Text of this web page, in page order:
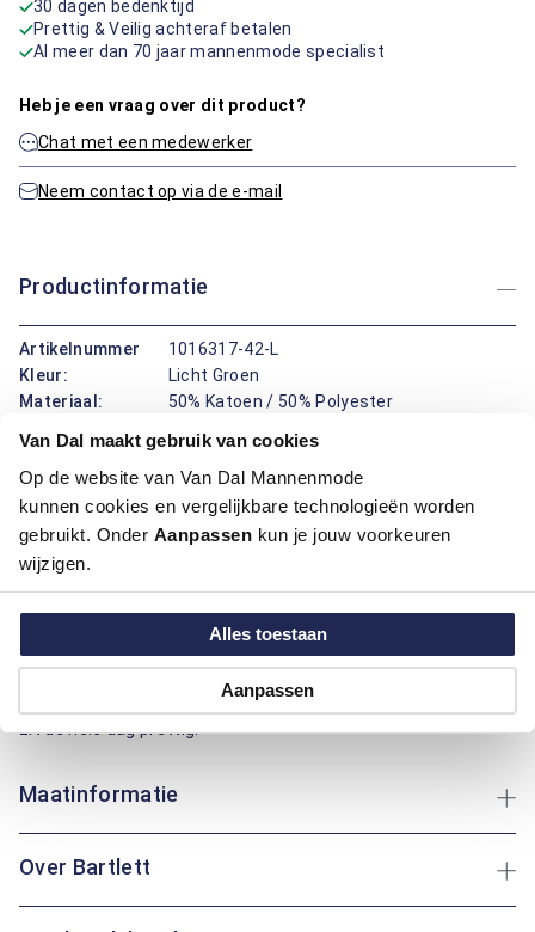
Van Dal maakt gebruik van cookies
Op de website van Van Dal Mannenmode
kunnen cookies en vergelijkbare technologieën worden
gebruikt. Onder Aanpassen kun je jouw voorkeuren
wijzigen.
Alles toestaan
Aanpassen
30 dagen bedenktijd
Prettig & Veilig achteraf betalen
Al meer dan 70 jaar mannenmode specialist
Heb je een vraag over dit product?
Chat met een medewerker
Neem contact op via de e-mail
Productinformatie
Artikelnummer
1016317-42-L
Kleur:
Licht Groen
Materiaal:
50% Katoen / 50% Polyester
Deze polo van Bartlett draagt prettig en ziet er verzorgd uit.
De regular fit pasvorm geeft een fijne bewegingsruimte en
valt mooi recht. De mix van katoen en polyester voelt zacht
aan, ademt goed en blijft langer in vorm, ideaal voor dagen
waarop je veel onderweg bent. De natuurprint met
Of je nu een rondje loopt of rustig op het terras zit: deze polo
zit de hele dag prettig.
Maatinformatie
Over Bartlett